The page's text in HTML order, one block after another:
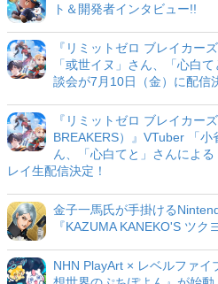
ト＆開発者インタビュー!!
『リミットゼロ ブレイカー
「或世イヌ」さん、「心白
談会が7月10日（金）に配信
『リミットゼロ ブレイカー
BREAKERS）』VTuber 「
ん、「心白てと」さんによ
レイ生配信決定！
金子一馬氏が手掛ける
『KAZUMA KANEKO'S ツク
NHN PlayArt × レベルファイ